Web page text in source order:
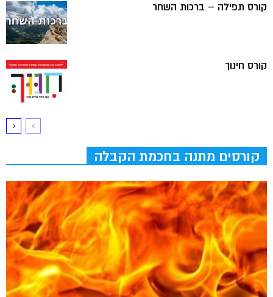
קורס תפילה – ברכות השחר
קורס חינוך
קורסים מתנה בחכמת הקבלה